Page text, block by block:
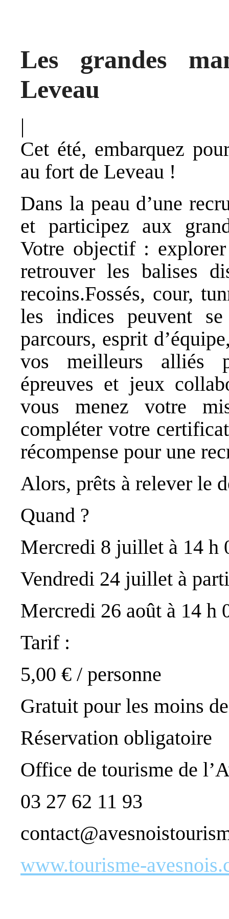
Les grandes
Leveau
|
Cet été, embarquez
au fort de Leveau !
Dans la peau d’une
et participez aux
Votre objectif :
retrouver les balises
recoins.Fossés, cour,
les indices peuvent
parcours, esprit
vos meilleurs alliés
épreuves et jeux
vous menez votre
compléter votre
récompense pour une
Alors, prêts à relever le
Quand ?
Mercredi 8 juillet à 14 h
Vendredi 24 juillet à
Mercredi 26 août à 14 h
Tarif :
5,00 € / personne
Gratuit pour les moins
Réservation obligatoire
Office de tourisme de
03 27 62 11 93
www.tourisme-